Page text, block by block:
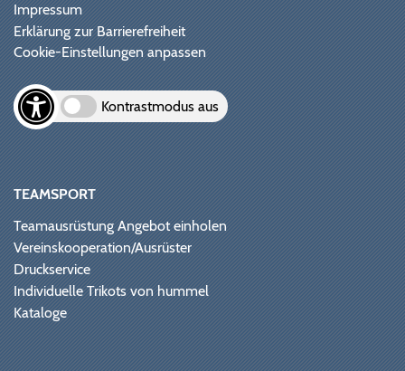
Impressum
Erklärung zur Barrierefreiheit
Cookie-Einstellungen anpassen
Kontrastmodus aus
TEAMSPORT
Teamausrüstung Angebot einholen
Vereinskooperation/Ausrüster
Druckservice
Individuelle Trikots von hummel
Kataloge